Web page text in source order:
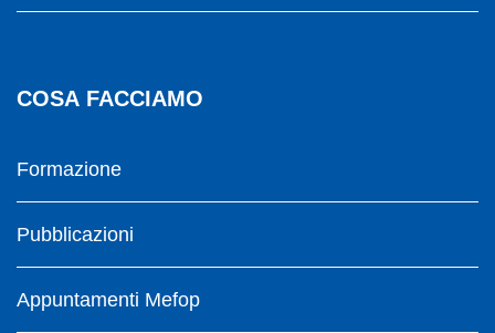
COSA FACCIAMO
Formazione
Pubblicazioni
Appuntamenti Mefop